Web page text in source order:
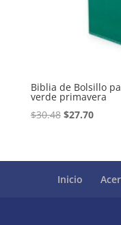
Biblia de Bolsillo
verde primavera
$30.48 Original
$30.48.
$27.70
Inicio